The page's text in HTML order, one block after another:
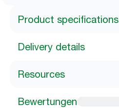
Product specifications
Delivery details
Resources
Bewertungen